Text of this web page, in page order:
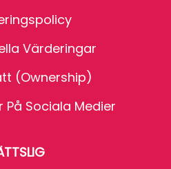
Värderingar
(Ownership)
Sociala Medier